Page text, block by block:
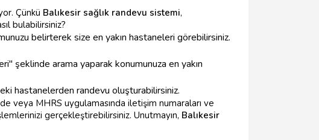
Çünkü Balıkesir sağlık randevu sistemi,
bulabilirsiniz?
belirterek size en yakın hastaneleri görebilirsiniz.
şeklinde arama yaparak konumunuza en yakın
hastanelerden randevu oluşturabilirsiniz.
veya MHRS uygulamasında iletişim numaraları ve
gerçekleştirebilirsiniz. Unutmayın, Balıkesir